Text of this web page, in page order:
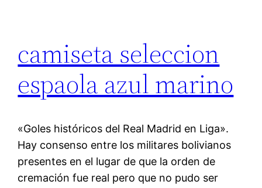
camiseta seleccion
espaola azul marino
«Goles históricos del Real Madrid en Liga».
Hay consenso entre los militares bolivianos
presentes en el lugar de que la orden de
cremación fue real pero que no pudo ser